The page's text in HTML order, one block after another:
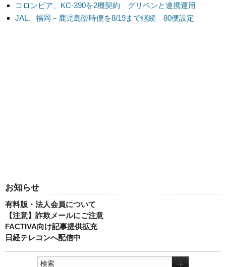
コロンビア、KC-390を2機契約 グリペンと連携運用
JAL、福岡－鹿児島臨時便を8/19まで継続 80便設定
お知らせ
有料版・法人会員について
【注意】詐欺メールにご注意
FACTIVA向け記事提供拡充
日経テレコンへ配信中